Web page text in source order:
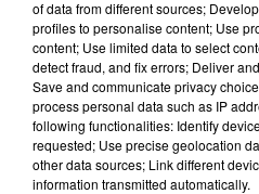
of data from different sources;
profiles to personalise content; Use
content; Use limited data to select
detect fraud, and fix errors; Deliver
Save and communicate privacy
process personal data such as IP
following functionalities: Identify
requested; Use precise geolocation
other data sources; Link different
information transmitted automatically.